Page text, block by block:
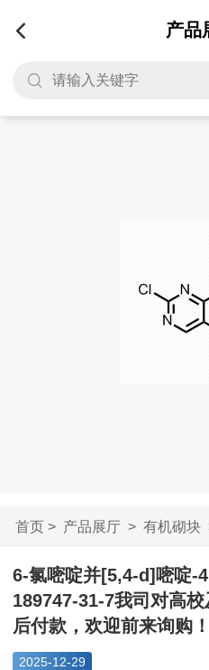
产品
首页> 产品展厅> 有机砌块
[5,4-d]嘧啶-4(3H)-...
6-氯嘧啶并[5,4-d]嘧啶-
189747-31-7我司对高
后付款，欢迎前来询购！
2025-12-29